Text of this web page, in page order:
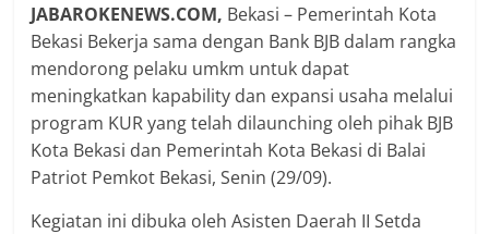
JABAROKENEWS.COM, Bekasi – Pemerintah Kota
Bekasi Bekerja sama dengan Bank BJB dalam rangka
mendorong pelaku umkm untuk dapat
meningkatkan kapability dan expansi usaha melalui
program KUR yang telah dilaunching oleh pihak BJB
Kota Bekasi dan Pemerintah Kota Bekasi di Balai
Patriot Pemkot Bekasi, Senin (29/09).
Kegiatan ini dibuka oleh Asisten Daerah II Setda